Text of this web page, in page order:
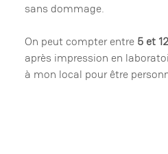
sans dommage.
On peut compter entre 5 et
après impression en
à mon local pour être